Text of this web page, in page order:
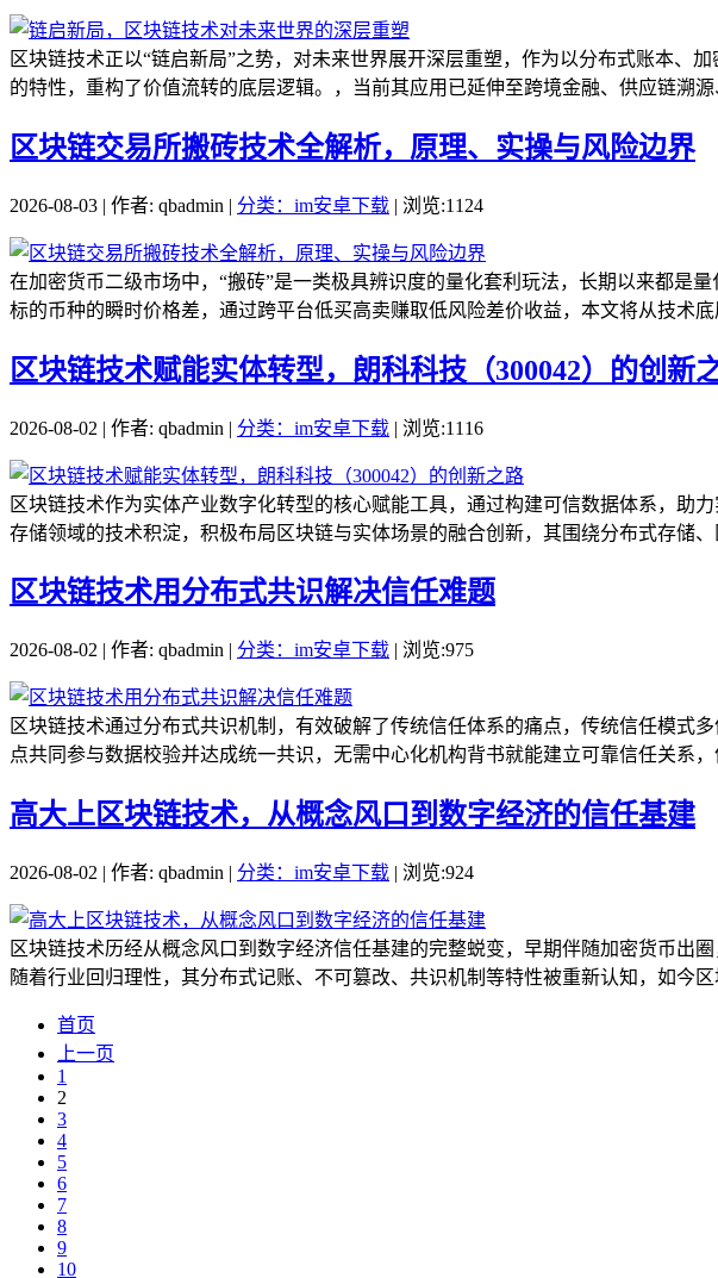
区块链技术正以“链启新局”之势，对未来世界展开深层重塑，作为以分布式账本、
的特性，重构了价值流转的底层逻辑。，当前其应用已延伸至跨境金融、供应链溯
区块链交易所搬砖技术全解析，原理、实操与风险边界
2026-08-03 | 作者: qbadmin | 分类：im安卓下载 | 浏览:1124
在加密货币二级市场中，“搬砖”是一类极具辨识度的量化套利玩法，长期以来都是
标的币种的瞬时价格差，通过跨平台低买高卖赚取低风险差价收益，本文将从技术
区块链技术赋能实体转型，朗科科技（300042）的创新
2026-08-02 | 作者: qbadmin | 分类：im安卓下载 | 浏览:1116
区块链技术作为实体产业数字化转型的核心赋能工具，通过构建可信数据体系，助
存储领域的技术积淀，积极布局区块链与实体场景的融合创新，其围绕分布式存储
区块链技术用分布式共识解决信任难题
2026-08-02 | 作者: qbadmin | 分类：im安卓下载 | 浏览:975
区块链技术通过分布式共识机制，有效破解了传统信任体系的痛点，传统信任模式
点共同参与数据校验并达成统一共识，无需中心化机构背书就能建立可靠信任关系
高大上区块链技术，从概念风口到数字经济的信任基建
2026-08-02 | 作者: qbadmin | 分类：im安卓下载 | 浏览:924
区块链技术历经从概念风口到数字经济信任基建的完整蜕变，早期伴随加密货币出
随着行业回归理性，其分布式记账、不可篡改、共识机制等特性被重新认知，如今
首页
上一页
1
2
3
4
5
6
7
8
9
10